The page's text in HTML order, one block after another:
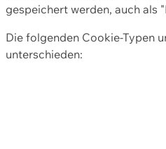
gespeichert werden, auch als
Die folgenden Cookie-Typen
unterschieden: